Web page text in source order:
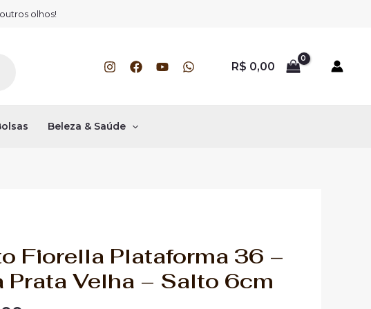
olhos!
R$ 0,00
Beleza & Saúde
Fiorella Plataforma 36 –
Prata Velha – Salto 6cm